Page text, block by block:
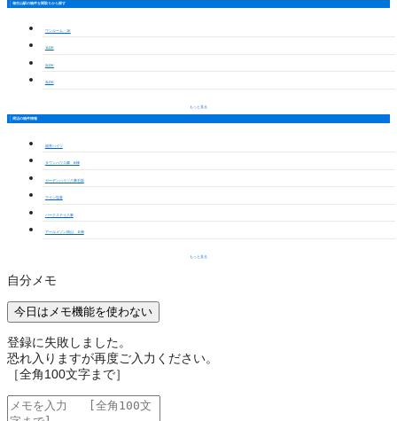
相生山駅の物件を間取りから探す
ワンルーム・1K
1LDK
2LDK
3LDK
もっと見る
周辺の物件情報
福井ハイツ
タウンハウス郷 B棟
ガーデンハイツ八事石坂
マイン塩釜
パークステイ八事
アールメゾン焼山 Ｄ棟
もっと見る
自分メモ
今日はメモ機能を使わない
登録に失敗しました。
恐れ入りますが再度ご入力ください。
［全角100文字まで］